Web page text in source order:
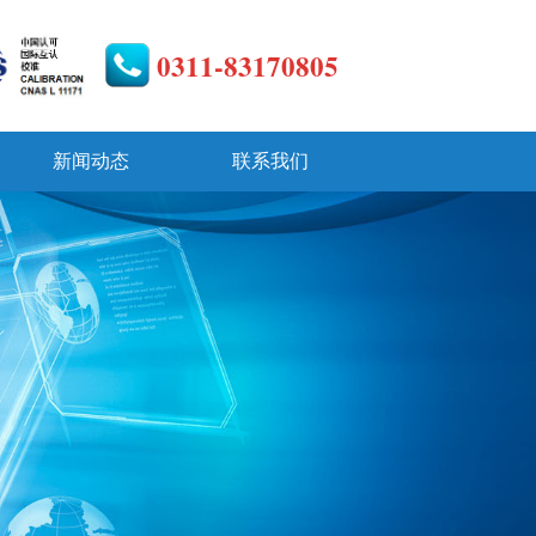
0311-83170805
新闻动态 联系我们